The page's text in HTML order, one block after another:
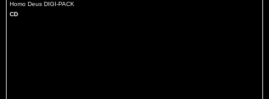
Homo Deus DIGI-PACK
CD